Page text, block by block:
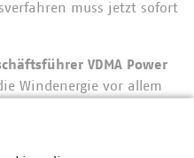
muss jetzt sofort
VDMA Power
Windenergie vor allem
ist es zwingend